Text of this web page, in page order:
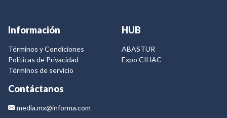
Información
Términos y Condiciones
Politicas de Privacidad
Términos de servicio
HUB
ABASTUR
Expo CIHAC
Contáctanos
media.mx@informa.com